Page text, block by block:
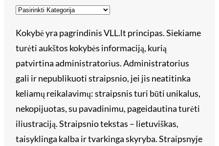
Kokybė yra pagrindinis VLL.lt principas. Siekiame
turėti aukštos kokybės informaciją, kurią
patvirtina administratorius. Administratorius
gali ir nepublikuoti straipsnio, jei jis neatitinka
keliamų reikalavimų: straipsnis turi būti unikalus,
nekopijuotas, su pavadinimu, pageidautina turėti
iliustraciją. Straipsnio tekstas – lietuviškas,
taisyklinga kalba ir tvarkinga skyryba. Straipsnyje